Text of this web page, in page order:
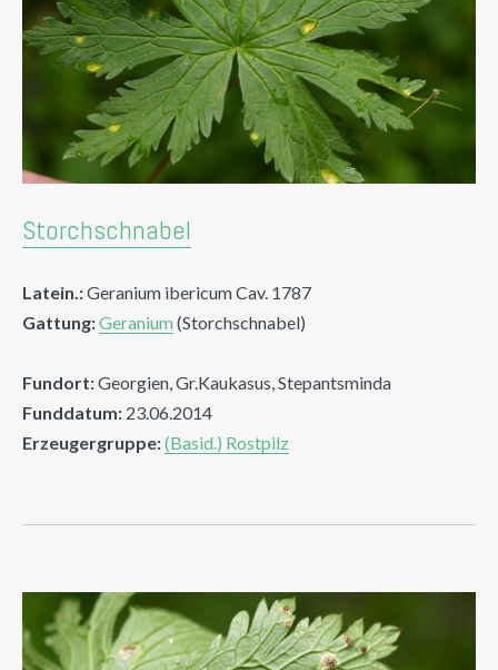
Storchschnabel
Latein.:Geranium ibericum Cav. 1787
Gattung:Geranium (Storchschnabel)
Fundort:Georgien, Gr.Kaukasus, Stepantsminda
Funddatum: 23.06.2014
Erzeugergruppe:(Basid.) Rostpilz